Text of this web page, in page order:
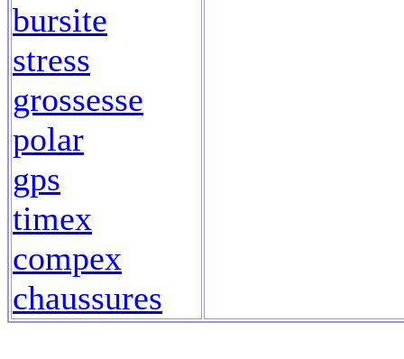
bursite
stress
grossesse
polar
gps
timex
compex
chaussures